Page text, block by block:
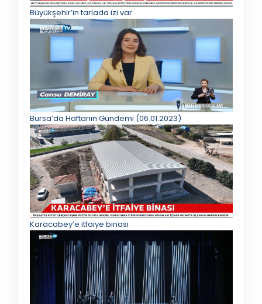
Büyükşehir’in tarlada izi var
Bursa’da Haftanın Gündemi (06.01.2023)
Karacabey’e itfaiye binası